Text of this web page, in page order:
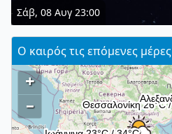
Σάβ, 08 Αυγ 23:00
Ο καιρός τις επόμενες μέρες
+
–